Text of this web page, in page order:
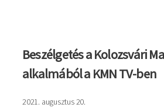
Beszélgetés a Kolozsvári
alkalmából a KMN TV-ben
2021. augusztus 20.